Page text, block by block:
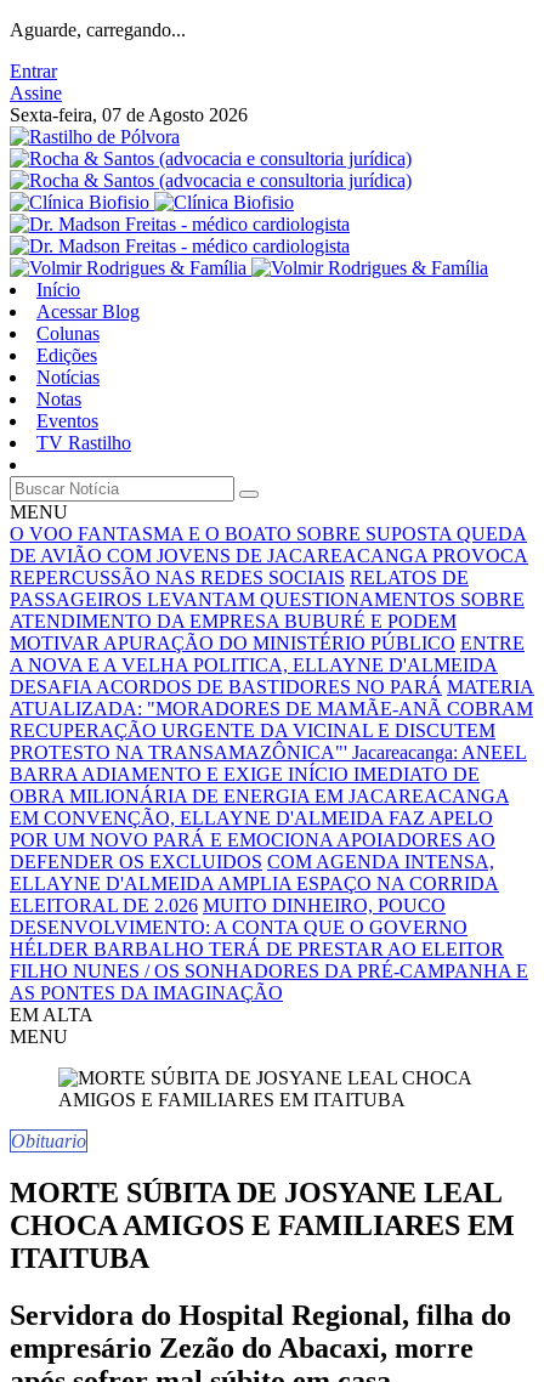
Aguarde, carregando...
Entrar
Assine
Sexta-feira, 07 de Agosto 2026
Início
Acessar Blog
Colunas
Edições
Notícias
Notas
Eventos
TV Rastilho
MENU
O VOO FANTASMA E O BOATO SOBRE SUPOSTA QUEDA
DE AVIÃO COM JOVENS DE JACAREACANGA PROVOCA
REPERCUSSÃO NAS REDES SOCIAIS RELATOS DE
PASSAGEIROS LEVANTAM QUESTIONAMENTOS SOBRE
ATENDIMENTO DA EMPRESA BUBURÉ E PODEM
MOTIVAR APURAÇÃO DO MINISTÉRIO PÚBLICO ENTRE
A NOVA E A VELHA POLITICA, ELLAYNE D'ALMEIDA
DESAFIA ACORDOS DE BASTIDORES NO PARÁ MATERIA
ATUALIZADA: "MORADORES DE MAMÃE-ANÃ COBRAM
RECUPERAÇÃO URGENTE DA VICINAL E DISCUTEM
PROTESTO NA TRANSAMAZÔNICA"' Jacareacanga: ANEEL
BARRA ADIAMENTO E EXIGE INÍCIO IMEDIATO DE
OBRA MILIONÁRIA DE ENERGIA EM JACAREACANGA
EM CONVENÇÃO, ELLAYNE D'ALMEIDA FAZ APELO
POR UM NOVO PARÁ E EMOCIONA APOIADORES AO
DEFENDER OS EXCLUIDOS COM AGENDA INTENSA,
ELLAYNE D'ALMEIDA AMPLIA ESPAÇO NA CORRIDA
ELEITORAL DE 2.026 MUITO DINHEIRO, POUCO
DESENVOLVIMENTO: A CONTA QUE O GOVERNO
HÉLDER BARBALHO TERÁ DE PRESTAR AO ELEITOR
FILHO NUNES / OS SONHADORES DA PRÉ-CAMPANHA E
AS PONTES DA IMAGINAÇÃO
EM ALTA
MENU
Obituario
MORTE SÚBITA DE JOSYANE LEAL
CHOCA AMIGOS E FAMILIARES EM
ITAITUBA
Servidora do Hospital Regional, filha do
empresário Zezão do Abacaxi, morre